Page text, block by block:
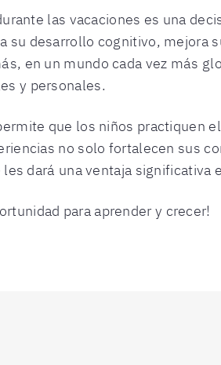
las vacaciones es una
su desarrollo cognitivo, mejora
en un mundo cada vez más
y personales.
que los niños practiquen
no solo fortalecen sus
dará una ventaja significativa
para aprender y crecer!